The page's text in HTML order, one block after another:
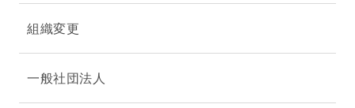
組織変更
一般社団法人